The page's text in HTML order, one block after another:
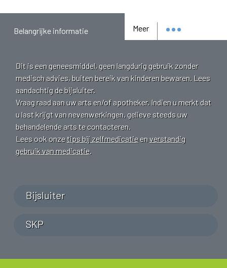
Meer
Belangrijke informatie
Dit is een geneesmiddel, geen langdurig gebruik zonder
medisch advies, buiten bereik van kinderen bewaren. Lees
aandachtig de bijsluiter.
Vraag raad aan uw arts en/of apotheker. Indien u merkt dat
u last krijgt van nevenwerkingen, gelieve steeds uw
behandelende arts te contacteren.
Lees ook onzetips bij zelfmedicatieenverstandig
gebruik van medicatie.
Bijsluiter
SKP